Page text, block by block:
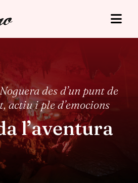
des d’un punt de
actiu i ple d’emocions
l’aventura